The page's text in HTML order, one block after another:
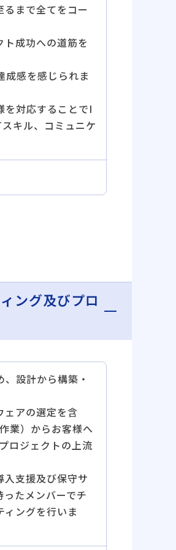
まで全てをコー
成功への道筋を
成感を感じられま
を対応することでI
キル、コミュニケ
ング及びプロ
設計から構築・
ェアの選定を含
業）からお客様へ
ロジェクトの上流
入支援及び保守サ
たメンバーでチ
ングを行いま